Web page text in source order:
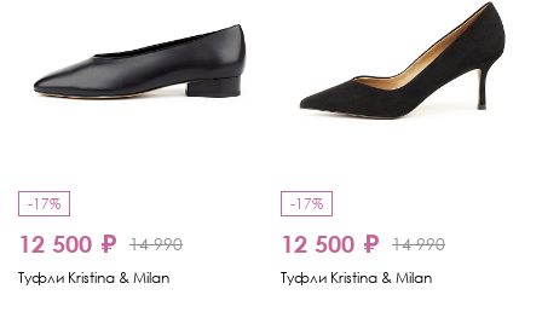
-17%
12 500 ₽ 14 990
Туфли Kristina & Milan
-17%
12 500 ₽ 14 990
Туфли Kristina & Milan